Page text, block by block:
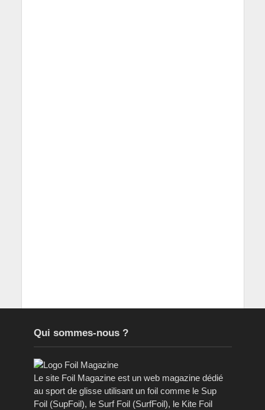
Qui sommes-nous ?
Le site Foil Magazine est un web magazine dédié
au sport de glisse utilisant un foil comme le Sup
Foil (SupFoil), le Surf Foil (SurfFoil), le Kite Foil